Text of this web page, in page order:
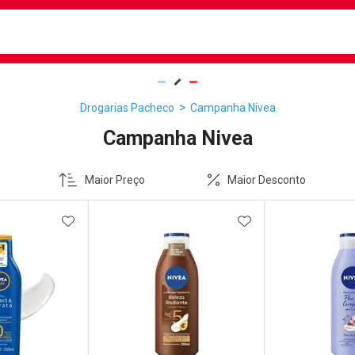
Drogarias Pacheco Campanha Nivea
Campanha Nivea
Maior Preço Maior Desconto
ADICIONAR AOS FAVORITOSADICIONAR AOS